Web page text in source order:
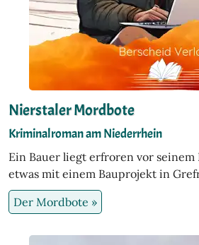
Nierstaler Mordbote
Kriminalroman am Niederrhein
Ein Bauer liegt erfroren vor seinem
etwas mit einem Bauprojekt in
Der Mordbote »